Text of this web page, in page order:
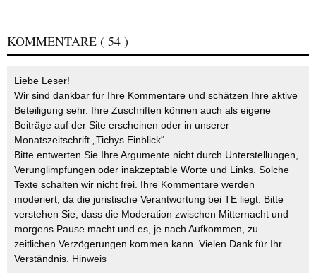
KOMMENTARE ( 54 )
Liebe Leser!
Wir sind dankbar für Ihre Kommentare und schätzen Ihre aktive
Beteiligung sehr. Ihre Zuschriften können auch als eigene
Beiträge auf der Site erscheinen oder in unserer
Monatszeitschrift „Tichys Einblick“.
Bitte entwerten Sie Ihre Argumente nicht durch Unterstellungen,
Verunglimpfungen oder inakzeptable Worte und Links. Solche
Texte schalten wir nicht frei. Ihre Kommentare werden
moderiert, da die juristische Verantwortung bei TE liegt. Bitte
verstehen Sie, dass die Moderation zwischen Mitternacht und
morgens Pause macht und es, je nach Aufkommen, zu
zeitlichen Verzögerungen kommen kann. Vielen Dank für Ihr
Verständnis. Hinweis